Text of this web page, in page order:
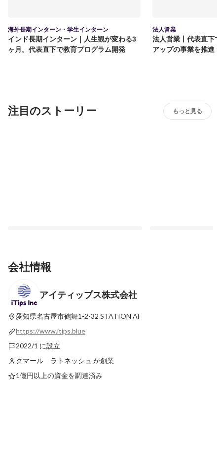
海外長期インターン・学生インターン
インド長期インターン｜人生観が変わる3
ヶ月。代表直下で教育プログラム開発
法人営業
法人営業丨代表直下
アップの事業を推進
注目のストーリー もっと見る
舞台はインドから日本へ──現場で活きる日
本語を育てるiTipsの教育現場
最新順で表示
会社情報
アイティップス株式会社
愛知県名古屋市鶴舞1-2-32 STATION Ai
https://www.itips.blue
2022/1 に設立
クマール ラトネッシュ が創業
1億円以上の資金を調達済み